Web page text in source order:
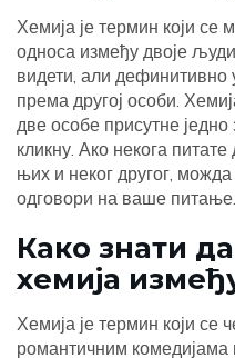
Хемија је термин који
односа између двоје
видети, али дефинитивно
према другој особи.
две особе присутне
кликну. Ако некога
њих и неког другог,
одговори на ваше питање.
Како знати
хемија
Хемија је термин који се
романтичним